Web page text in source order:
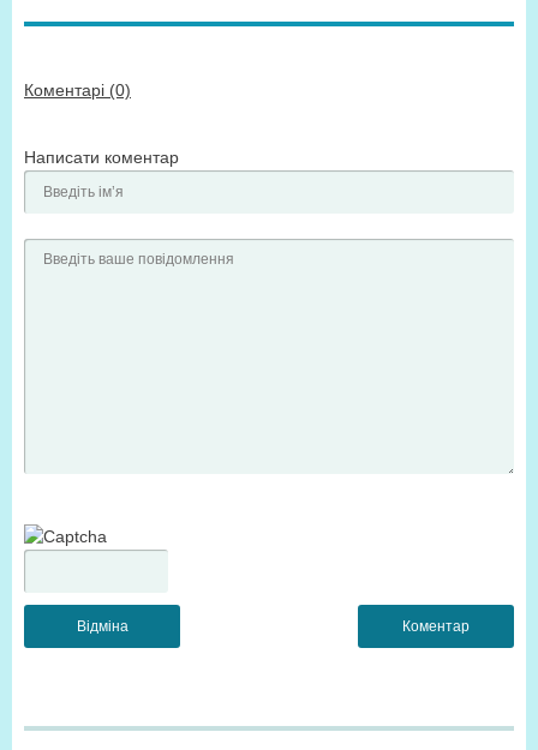
Коментарі (0)
Написати коментар